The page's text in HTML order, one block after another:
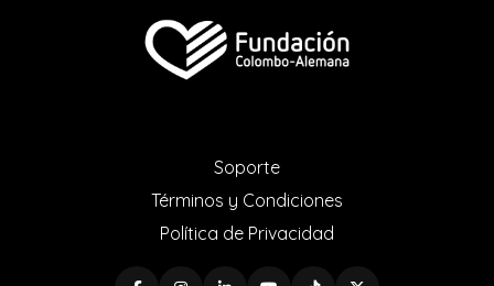
Soporte
Términos y Condiciones
Política de Privacidad